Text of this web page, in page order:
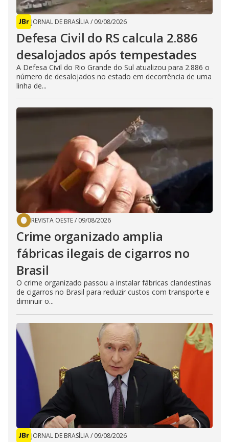
JORNAL DE BRASÍLIA/ 09/08/2026
Defesa Civil do RS calcula 2.886
desalojados após tempestades
A Defesa Civil do Rio Grande do Sul atualizou para 2.886 o
número de desalojados no estado em decorrência de uma
linha de...
REVISTA OESTE/ 09/08/2026
Crime organizado amplia
fábricas ilegais de cigarros no
Brasil
O crime organizado passou a instalar fábricas clandestinas
de cigarros no Brasil para reduzir custos com transporte e
diminuir o...
JORNAL DE BRASÍLIA/ 09/08/2026